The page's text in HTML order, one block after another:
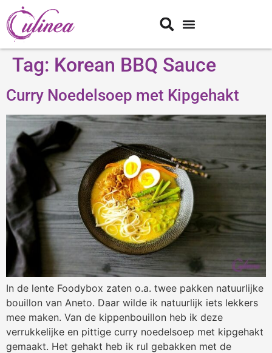
Tag: Korean BBQ Sauce
Curry Noedelsoep met Kipgehakt
In de lente Foodybox zaten o.a. twee pakken natuurlijke
bouillon van Aneto. Daar wilde ik natuurlijk iets lekkers
mee maken. Van de kippenbouillon heb ik deze
verrukkelijke en pittige curry noedelsoep met kipgehakt
gemaakt. Het gehakt heb ik rul gebakken met de